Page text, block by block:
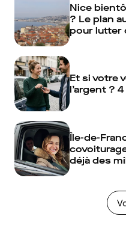
Nice
? Le plan
pour lutter
Et si votre
l’argent ?
Île-de-
déjà des